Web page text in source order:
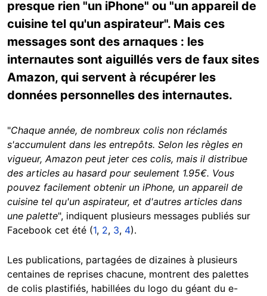
presque rien "un iPhone" ou "un appareil de
cuisine tel qu'un aspirateur". Mais ces
messages sont des arnaques : les
internautes sont aiguillés vers de faux sites
Amazon, qui servent à récupérer les
données personnelles des internautes.
"Chaque année, de nombreux colis non réclamés
s'accumulent dans les entrepôts. Selon les règles en
vigueur, Amazon peut jeter ces colis, mais il distribue
des articles au hasard pour seulement 1.95€. Vous
pouvez facilement obtenir un iPhone, un appareil de
cuisine tel qu'un aspirateur, et d'autres articles dans
une palette", indiquent plusieurs messages publiés sur
Facebook cet été (1, 2, 3, 4).
Les publications, partagées de dizaines à plusieurs
centaines de reprises chacune, montrent des palettes
de colis plastifiés, habillées du logo du géant du e-